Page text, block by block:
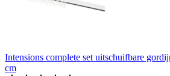
Intensions complete set uitschuifbare
cm